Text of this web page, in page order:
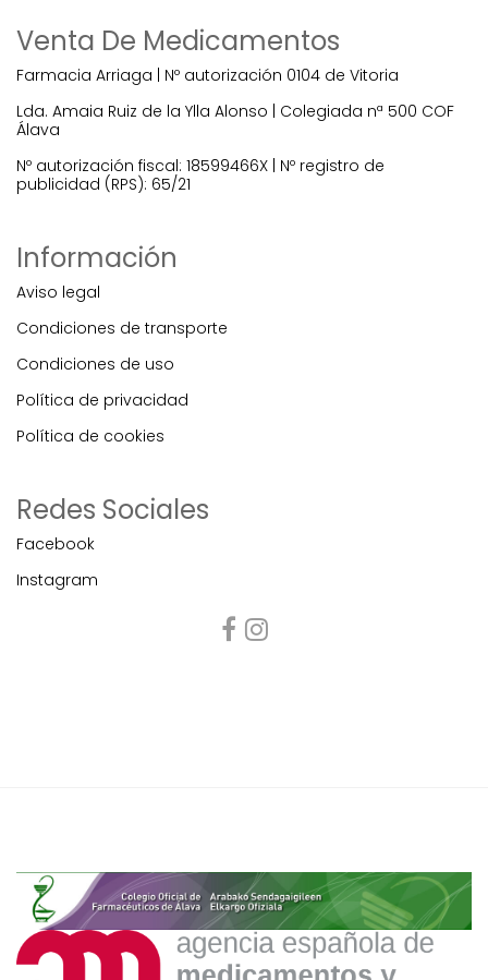
Venta De Medicamentos
Farmacia Arriaga | Nº autorización 0104 de Vitoria
Lda. Amaia Ruiz de la Ylla Alonso | Colegiada nª 500 COF
Álava
Nº autorización fiscal: 18599466X | Nº registro de
publicidad (RPS): 65/21
Información
Aviso legal
Condiciones de transporte
Condiciones de uso
Política de privacidad
Política de cookies
Redes Sociales
Facebook
Instagram